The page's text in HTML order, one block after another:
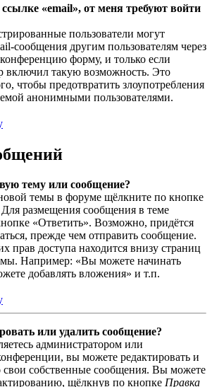
«email», от меня требуют войти
пользователи могут
сообщения другим пользователям через
форму, и только если
включил такую возможность. Это
чтобы предотвратить злоупотребления
анонимными пользователями.
тему или сообщение?
темы в форуме щёлкните по кнопке
размещения сообщения в теме
«Ответить». Возможно, придётся
прежде чем отправить сообщение.
прав доступа находится внизу страниц
Например: «Вы можете начинать
добавлять вложения» и т.п.
или удалить сообщение?
администратором или
вы можете редактировать и
свои собственные сообщения. Вы можете
щёлкнув по кнопке Правка